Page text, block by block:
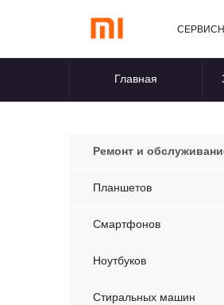
Главная
Ремонт и
Планшетов
Смартфонов
Ноутбуков
Стиральных машин